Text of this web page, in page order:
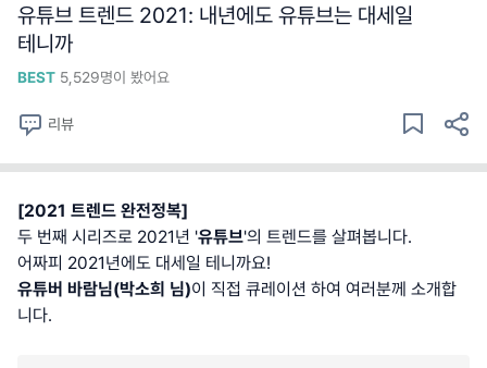
유튜브 트렌드 2021: 내년에도 유튜브는 대세일
테니까
BEST 5,529명이 봤어요
리뷰
[2021 트렌드 완전정복]
두 번째 시리즈로 2021년 '유튜브'의 트렌드를 살펴봅니다.
어짜피 2021년에도 대세일 테니까요!
유튜버 바람님(박소희 님)이 직접 큐레이션 하여 여러분께 소개합
니다.